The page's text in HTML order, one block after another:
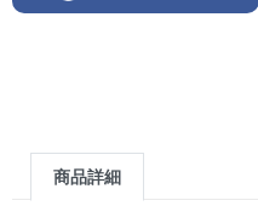
商品詳細